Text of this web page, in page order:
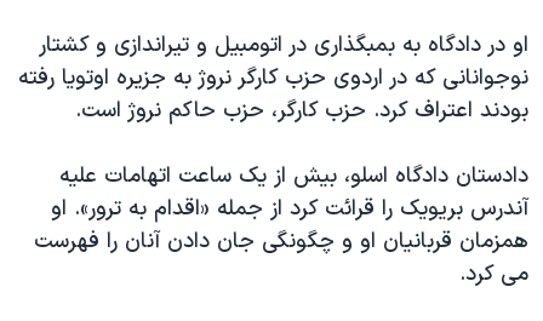
اعتراضات مردمی آبان ۹۸
اسرائیل در جنگ
نرگس محمدی برنده جایزه نوبل صلح
همایش محافظه‌کاران آمریکا «سی‌پک»
صفحه‌های ویژه
سفر پرزیدنت ترامپ به چین
او در دادگاه به بمبگذاری در اتومبیل و تیراندازی و کشتار
نوجوانانی که در اردوی حزب کارگر نروژ به جزیره اوتویا رفته
بودند اعتراف کرد. حزب کارگر، حزب حاکم نروژ است.
دادستان دادگاه اسلو، بیش از یک ساعت اتهامات علیه
آندرس بریویک را قرائت کرد از جمله «اقدام به ترور». او
همزمان قربانیان او و چگونگی جان دادن آنان را فهرست
می کرد.